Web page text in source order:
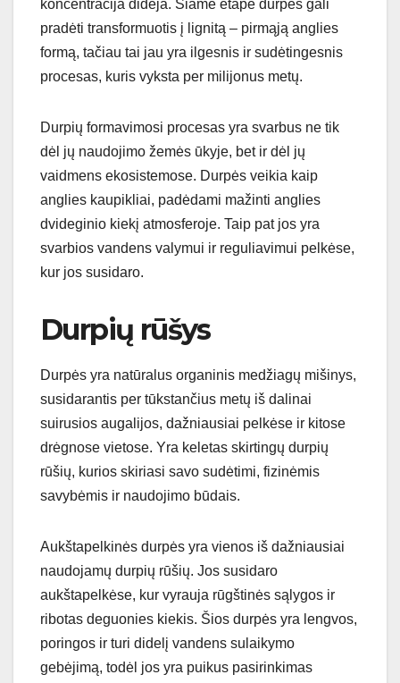
koncentracija didėja. Šiame etape durpės gali
pradėti transformuotis į lignitą – pirmąją anglies
formą, tačiau tai jau yra ilgesnis ir sudėtingesnis
procesas, kuris vyksta per milijonus metų.
Durpių formavimosi procesas yra svarbus ne tik
dėl jų naudojimo žemės ūkyje, bet ir dėl jų
vaidmens ekosistemose. Durpės veikia kaip
anglies kaupikliai, padėdami mažinti anglies
dvideginio kiekį atmosferoje. Taip pat jos yra
svarbios vandens valymui ir reguliavimui pelkėse,
kur jos susidaro.
Durpių rūšys
Durpės yra natūralus organinis medžiagų mišinys,
susidarantis per tūkstančius metų iš dalinai
suirusios augalijos, dažniausiai pelkėse ir kitose
drėgnose vietose. Yra keletas skirtingų durpių
rūšių, kurios skiriasi savo sudėtimi, fizinėmis
savybėmis ir naudojimo būdais.
Aukštapelkinės durpės yra vienos iš dažniausiai
naudojamų durpių rūšių. Jos susidaro
aukštapelkėse, kur vyrauja rūgštinės sąlygos ir
ribotas deguonies kiekis. Šios durpės yra lengvos,
poringos ir turi didelį vandens sulaikymo
gebėjimą, todėl jos yra puikus pasirinkimas